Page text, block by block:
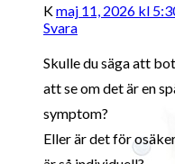
Kmaj 11, 2026 kl
Svara
Skulle du säga att
att se om det är en
symptom?
Eller är det för